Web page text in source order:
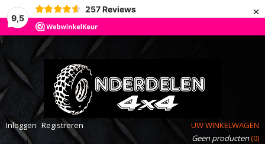
9,5
257 Reviews ×
Inloggen Registreren
UW WINKELWAGEN
Geen producten(0)